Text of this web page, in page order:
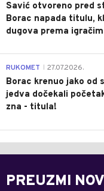
Savić otvoreno pred
Borac napada titulu,
dugova prema
RUKOMET 27.07.2026.
Borac krenuo jako od
jedva dočekali
zna - titula!
PREUZMI